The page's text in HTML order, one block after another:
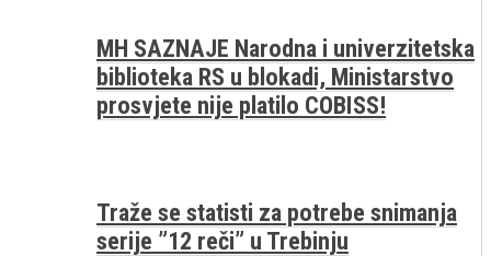
MH SAZNAJE Narodna i univerzitetska
biblioteka RS u blokadi, Ministarstvo
prosvjete nije platilo COBISS!
Traže se statisti za potrebe snimanja
serije ”12 reči” u Trebinju